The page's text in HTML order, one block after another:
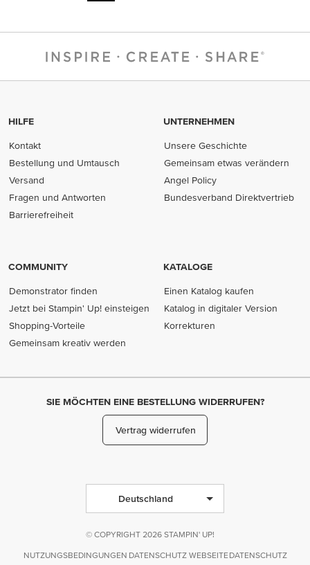
HILFE
Kontakt
Bestellung und Umtausch
Versand
Fragen und Antworten
Barrierefreiheit
UNTERNEHMEN
Unsere Geschichte
Gemeinsam etwas verändern
Angel Policy
Bundesverband Direktvertrieb
COMMUNITY
Demonstrator finden
Jetzt bei Stampin' Up! einsteigen
Shopping-Vorteile
Gemeinsam kreativ werden
KATALOGE
Einen Katalog kaufen
Katalog in digitaler Version
Korrekturen
SIE MÖCHTEN EINE BESTELLUNG WIDERRUFEN?
Vertrag widerrufen
Deutschland
© COPYRIGHT 2026 STAMPIN' UP!
NUTZUNGSBEDINGUNGEN DATENSCHUTZ WEBSEITE DATENSCHUTZ